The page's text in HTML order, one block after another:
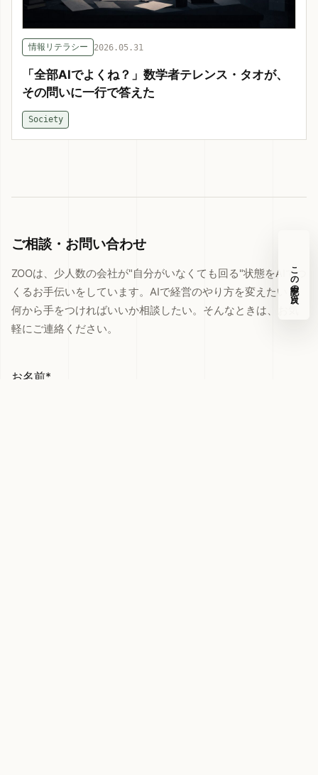
情報リテラシー 2026.05.31
「全部AIでよくね？」数学者テレンス・タオが、
その問いに一行で答えた
Society
ご相談・お問い合わせ
ZOOは、少人数の会社が"自分がいなくても回る"状態をAIでつ
くるお手伝いをしています。AIで経営のやり方を変えたい、
何から手をつければいいか相談したい。そんなときは、お気
軽にご連絡ください。
お名前*
この記事の目次